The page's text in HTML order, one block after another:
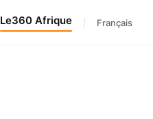
Le360 Afrique Français